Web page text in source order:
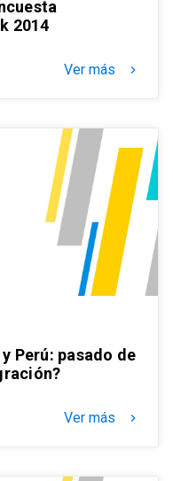
2014
Ver más keyboard_arrow_right
Perú: pasado de
Ver más keyboard_arrow_right